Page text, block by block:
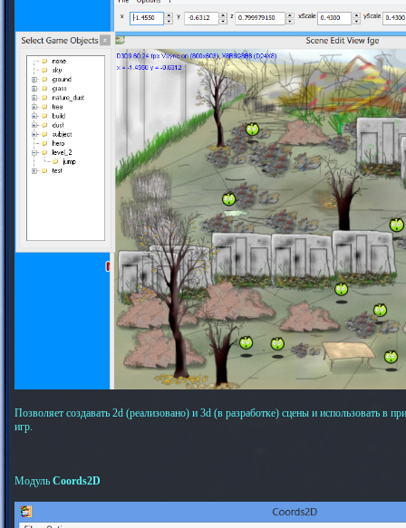
Позволяет создавать 2d (реализовано) и 3d (в разработке) сцены и использовать в
игр.
Модуль Coords2D